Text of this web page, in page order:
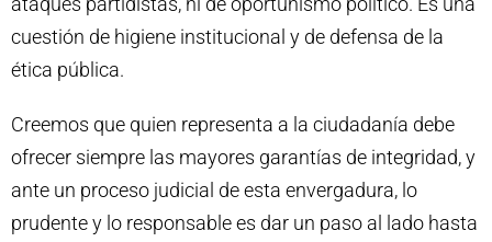
cuestión de higiene institucional y de defensa de la
ética pública.
Creemos que quien representa a la ciudadanía debe
ofrecer siempre las mayores garantías de integridad, y
ante un proceso judicial de esta envergadura, lo
prudente y lo responsable es dar un paso al lado hasta